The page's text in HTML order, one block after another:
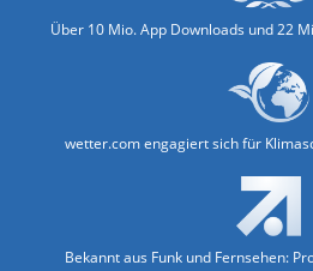
Über 10 Mio. App Downloads und 22
wetter.com engagiert sich für
Bekannt aus Funk und Fernsehen: